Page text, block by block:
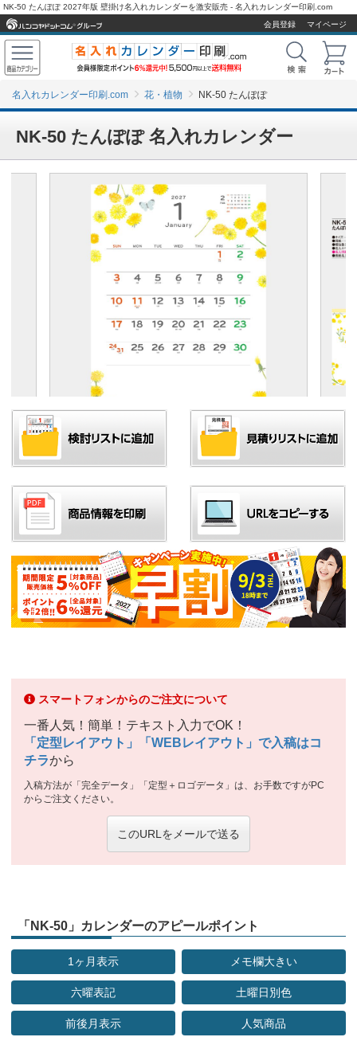
NK-50 たんぽぽ 2027年版 壁掛け名入れカレンダーを激安販売 - 名入れカレンダー印刷.com
会員登録
マイページ
名入れカレンダー印刷.com 花・植物 NK-50 たんぽぽ
NK-50 たんぽぽ 名入れカレンダー
スマートフォンからのご注文について
一番人気！簡単！テキスト入力でOK！
「定型レイアウト」「WEBレイアウト」で入稿はコ
チラから
入稿方法が「完全データ」「定型＋ロゴデータ」は、お手数ですがPC
からご注文ください。
このURLをメールで送る
「NK-50」カレンダーのアピールポイント
1ヶ月表示 メモ欄大きい
六曜表記 土曜日別色
前後月表示 人気商品